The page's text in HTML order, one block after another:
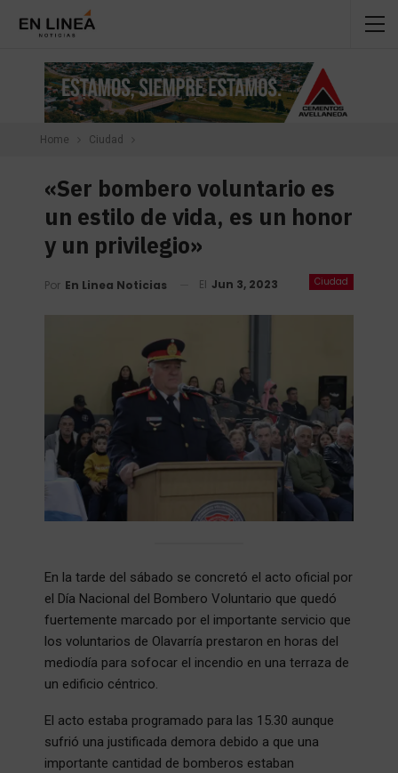
Home Ciudad
«Ser bombero voluntario es
un estilo de vida, es un honor
y un privilegio»
Ciudad
Por En Linea Noticias El Jun 3, 2023
En la tarde del sábado se concretó el acto oficial por
el Día Nacional del Bombero Voluntario que quedó
fuertemente marcado por el importante servicio que
los voluntarios de Olavarría prestaron en horas del
mediodía para sofocar el incendio en una terraza de
un edificio céntrico.
El acto estaba programado para las 15.30 aunque
sufrió una justificada demora debido a que una
importante cantidad de bomberos estaban